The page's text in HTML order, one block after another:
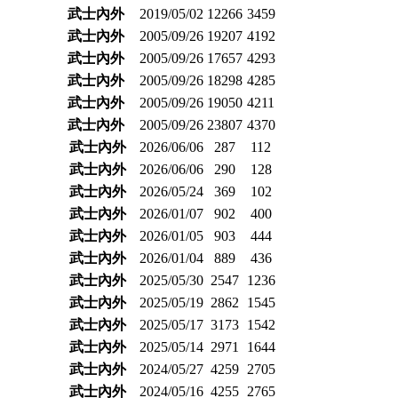
武士內外 2019/05/02 12266 3459
武士內外
2005/09/26 19207 4192
武士內外
2005/09/26 17657 4293
武士內外
2005/09/26 18298 4285
武士內外
2005/09/26 19050 4211
武士內外
2005/09/26 23807 4370
武士內外
2026/06/06 287
112
武士內外
2026/06/06 290
128
武士內外
2026/05/24 369
102
武士內外
2026/01/07 902
400
武士內外
2026/01/05 903
444
武士內外
2026/01/04 889
436
武士內外
2025/05/30 2547
1236
武士內外
2025/05/19 2862
1545
武士內外
2025/05/17 3173
1542
武士內外
2025/05/14 2971
1644
武士內外
2024/05/27 4259
2705
武士內外
2024/05/16 4255 2765